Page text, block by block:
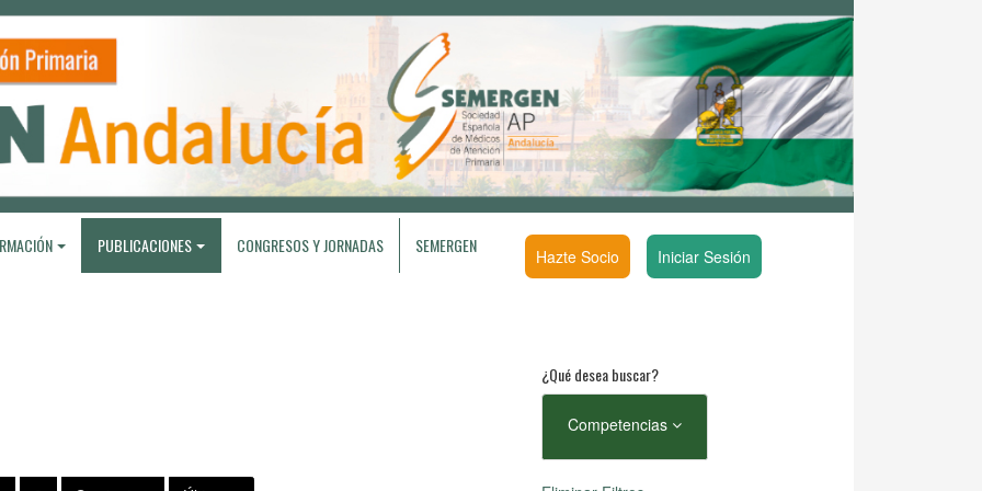
PUBLICACIONES CONGRESOS Y JORNADAS SEMERGEN Hazte Socio Iniciar Sesión
¿Qué desea buscar?
Competencias